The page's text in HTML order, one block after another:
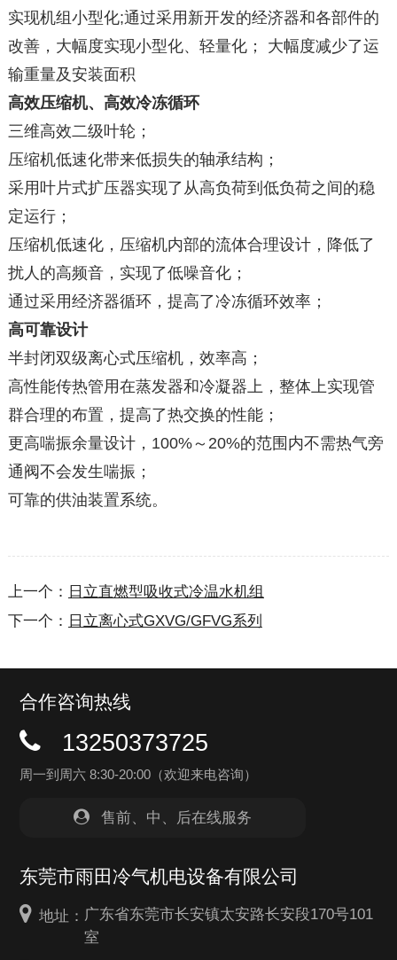
实现机组小型化;通过采用新开发的经济器和各部件的
改善，大幅度实现小型化、轻量化； 大幅度减少了运
输重量及安装面积
高效压缩机、高效冷冻循环
三维高效二级叶轮；
压缩机低速化带来低损失的轴承结构；
采用叶片式扩压器实现了从高负荷到低负荷之间的稳
定运行；
压缩机低速化，压缩机内部的流体合理设计，降低了
扰人的高频音，实现了低噪音化；
通过采用经济器循环，提高了冷冻循环效率；
高可靠设计
半封闭双级离心式压缩机，效率高；
高性能传热管用在蒸发器和冷凝器上，整体上实现管
群合理的布置，提高了热交换的性能；
更高喘振余量设计，100%～20%的范围内不需热气旁
通阀不会发生喘振；
可靠的供油装置系统。
上一个：
日立直燃型吸收式冷温水机组
下一个：
日立离心式GXVG/GFVG系列
合作咨询热线
13250373725
周一到周六 8:30-20:00（欢迎来电咨询）
售前、中、后在线服务
东莞市雨田冷气机电设备有限公司
地址： 广东省东莞市长安镇太安路长安段170号101
室